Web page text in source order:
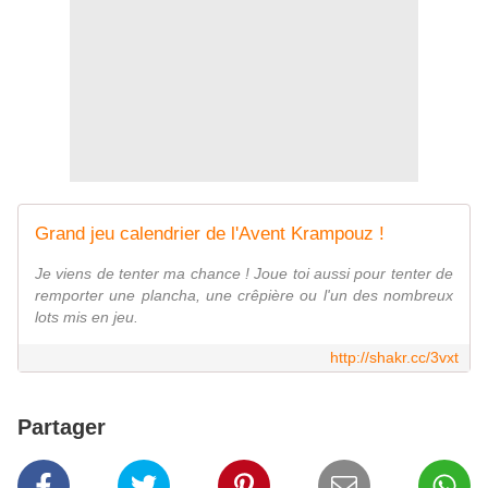
Grand jeu calendrier de l'Avent Krampouz !
Je viens de tenter ma chance ! Joue toi aussi pour tenter de
remporter une plancha, une crêpière ou l'un des nombreux
lots mis en jeu.
http://shakr.cc/3vxt
Partager